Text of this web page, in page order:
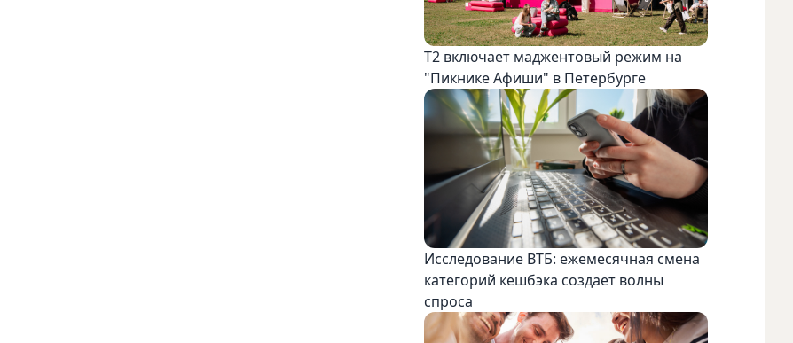
Т2 включает маджентовый режим на
"Пикнике Афиши" в Петербурге
Исследование ВТБ: ежемесячная смена
категорий кешбэка создает волны
спроса